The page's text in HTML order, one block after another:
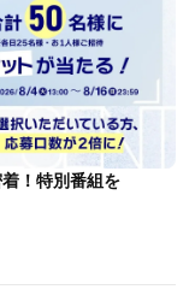
！特別番組を